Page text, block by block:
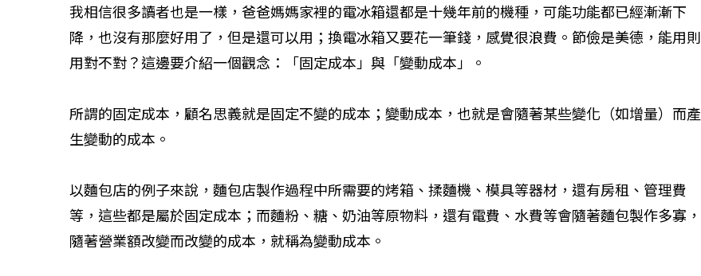
我相信很多讀者也是一樣，爸爸媽媽家裡的電冰箱還都是十幾年前的機種，可能功能都已經漸漸下
降，也沒有那麼好用了，但是還可以用；換電冰箱又要花一筆錢，感覺很浪費。節儉是美德，能用則
用對不對？這邊要介紹一個觀念：「固定成本」與「變動成本」。
所謂的固定成本，顧名思義就是固定不變的成本；變動成本，也就是會隨著某些變化（如增量）而產
生變動的成本。
以麵包店的例子來說，麵包店製作過程中所需要的烤箱、揉麵機、模具等器材，還有房租、管理費
等，這些都是屬於固定成本；而麵粉、糖、奶油等原物料，還有電費、水費等會隨著麵包製作多寡，
隨著營業額改變而改變的成本，就稱為變動成本。